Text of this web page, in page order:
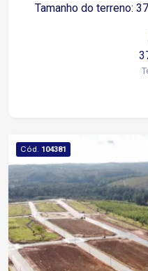
Tamanho do terreno:
Cód. 104381